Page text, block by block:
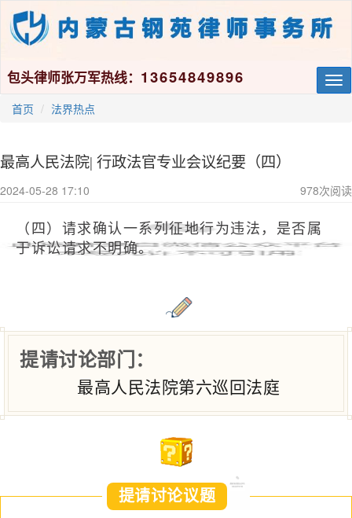
包头律师张万军热线： 13654849896
首页 法界热点
最高人民法院| 行政法官专业会议纪要（四）
2024-05-28 17:10 978次阅读
（四） 请求确认一系列征地行为违法，是否属
于诉讼请求不明确。
提请讨论部门：
最高人民法院第六巡回法庭
提请讨论议题